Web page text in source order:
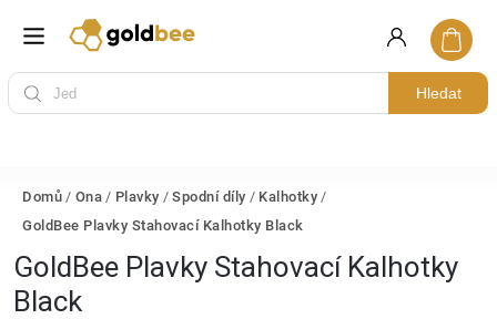
Hledat
Domů / Ona / Plavky / Spodní díly / Kalhotky /
GoldBee Plavky Stahovací Kalhotky Black
GoldBee Plavky Stahovací Kalhotky
Black